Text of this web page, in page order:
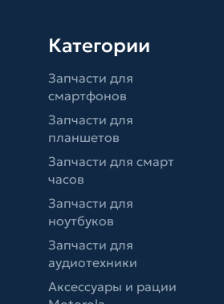
Категории
Запчасти для
смартфонов
Запчасти для
планшетов
Запчасти для смарт
часов
Запчасти для
ноутбуков
Запчасти для
аудиотехники
Аксессуары и рации